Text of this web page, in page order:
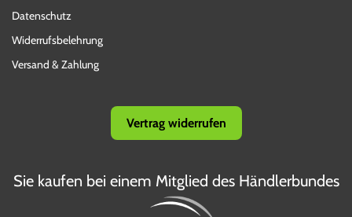
Datenschutz
Widerrufsbelehrung
Versand & Zahlung
Vertrag widerrufen
Sie kaufen bei einem Mitglied des Händlerbundes